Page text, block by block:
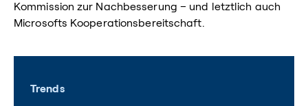
Kommission zur Nachbesserung – und letztlich auch
Microsofts Kooperationsbereitschaft.
Trends